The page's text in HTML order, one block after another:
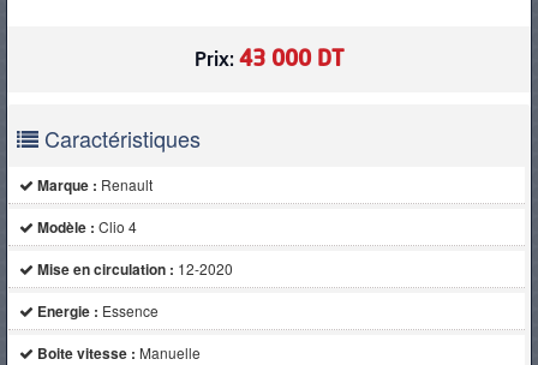
Prix: 43 000 DT
Caractéristiques
Marque : Renault
Modèle : Clio 4
Mise en circulation : 12-2020
Energie : Essence
Boite vitesse : Manuelle